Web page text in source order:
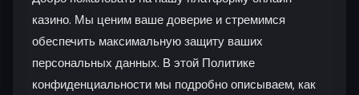
казино. Мы ценим ваше доверие и стремимся
обеспечить максимальную защиту ваших
персональных данных. В этой Политике
конфиденциальности мы подробно описываем, как